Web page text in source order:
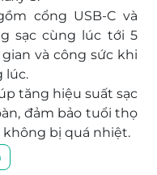
cổng USB-C và
sạc cùng lúc tới 5
và công sức khi
lúc.
tăng hiệu suất sạc
đảm bảo tuổi thọ
bị quá nhiệt.
suất và tình trạng
dễ dàng theo dõi và